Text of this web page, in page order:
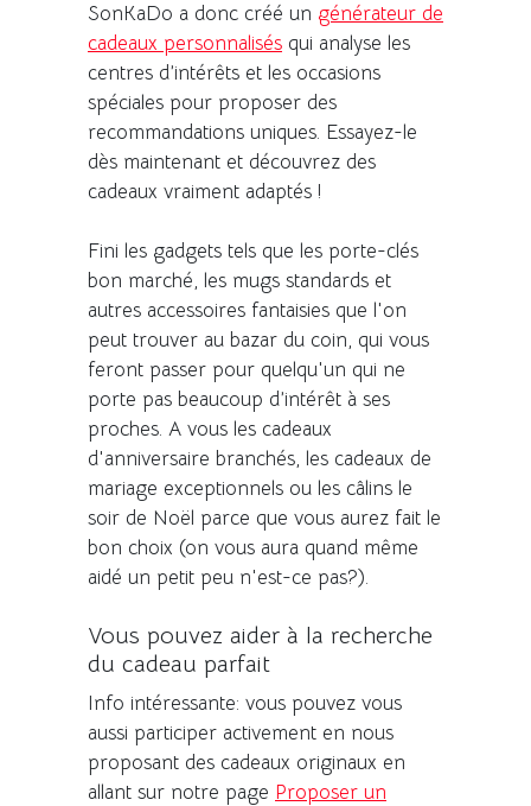
SonKaDo a donc créé un générateur de
cadeaux personnalisés qui analyse les
centres d’intérêts et les occasions
spéciales pour proposer des
recommandations uniques. Essayez-le
dès maintenant et découvrez des
cadeaux vraiment adaptés !
Fini les gadgets tels que les porte-clés
bon marché, les mugs standards et
autres accessoires fantaisies que l'on
peut trouver au bazar du coin, qui vous
feront passer pour quelqu'un qui ne
porte pas beaucoup d’intérêt à ses
proches. A vous les cadeaux
d'anniversaire branchés, les cadeaux de
mariage exceptionnels ou les câlins le
soir de Noël parce que vous aurez fait le
bon choix (on vous aura quand même
aidé un petit peu n'est-ce pas?).
Vous pouvez aider à la recherche
du cadeau parfait
Info intéressante: vous pouvez vous
aussi participer activement en nous
proposant des cadeaux originaux en
allant sur notre page Proposer un